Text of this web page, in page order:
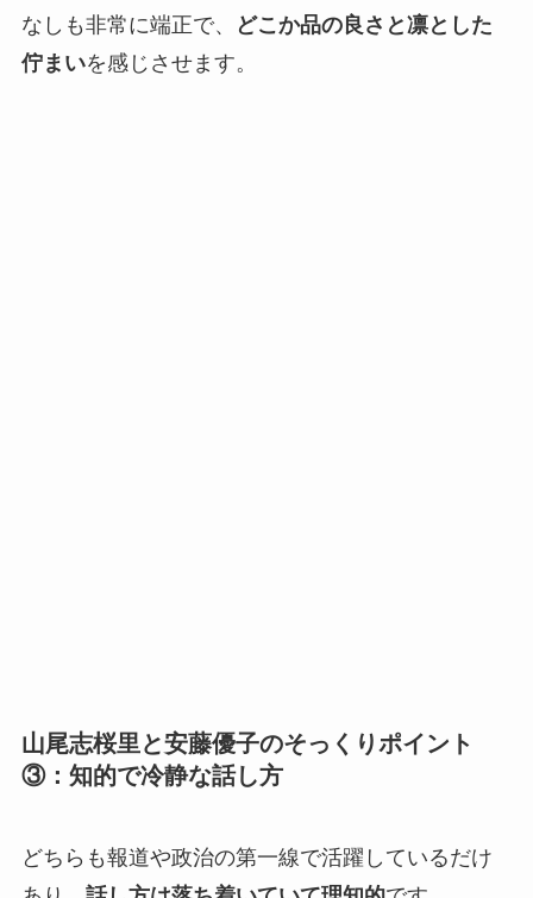
なしも非常に端正で、
どこか品の良さと凛とした
佇まいを感じさせます。
山尾志桜里と安藤優子のそっくりポイント
③：知的で冷静な話し方
どちらも報道や政治の第一線で活躍しているだけ